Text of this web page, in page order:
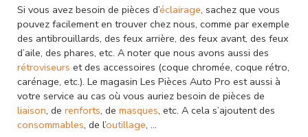
Si vous avez besoin de pièces d’éclairage, sachez que vous
pouvez facilement en trouver chez nous, comme par exemple
des antibrouillards, des feux arrière, des feux avant, des feux
d’aile, des phares, etc. A noter que nous avons aussi des
rétroviseurs et des accessoires (coque chromée, coque rétro,
carénage, etc.). Le magasin Les Pièces Auto Pro est aussi à
votre service au cas où vous auriez besoin de pièces de
liaison, de renforts, de masques, etc. A cela s’ajoutent des
consommables, de l’outillage, …